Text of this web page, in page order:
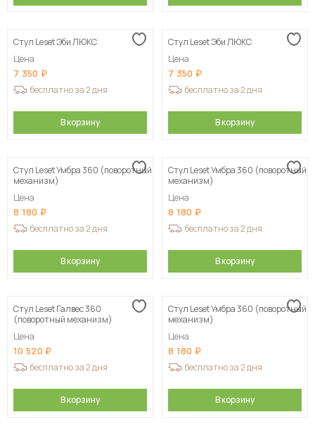
Стул Leset Эби ЛЮКС
Цена
7 350
бесплатно за 2 дня
В корзину
Стул Leset Эби ЛЮКС
Цена
7 350
бесплатно за 2 дня
В корзину
Стул Leset Умбра 360 (поворотный
механизм)
Цена
8 180
бесплатно за 2 дня
В корзину
Стул Leset Умбра 360 (поворотный
механизм)
Цена
8 180
бесплатно за 2 дня
В корзину
Стул Leset Галвес 360
(поворотный механизм)
Цена
10 520
бесплатно за 2 дня
В корзину
Стул Leset Умбра 360 (поворотный
механизм)
Цена
8 180
бесплатно за 2 дня
В корзину